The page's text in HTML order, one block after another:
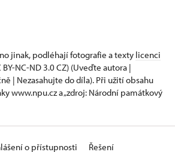
jinak, podléhají fotografie a texty licenci
BY-NC-ND 3.0 CZ) (Uveďte autora |
| Nezasahujte do díla). Při užití obsahu
www.npu.cz a „zdroj: Národní památkový
o přístupnosti Řešení